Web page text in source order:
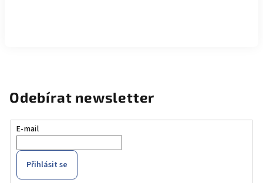
Odebírat newsletter
E-mail
Přihlásit se